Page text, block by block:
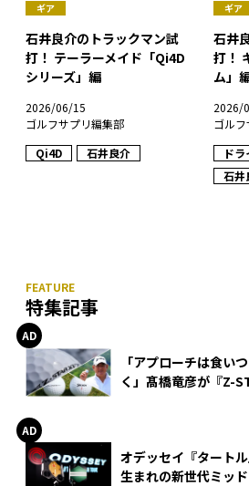
ギア
石井良介のトラックマン試
打！ テーラーメイド「Qi4D
シリーズ」編
2026/06/15
ゴルフサプリ編集部
Qi4D
石井良介
ギア
石井
打！
ム」
2026/
ゴル
ド
石井
特集記事
「アプローチは食い
く」髙橋竜彦が『Z-
オデッセイ『タート
生まれの新世代ミッ